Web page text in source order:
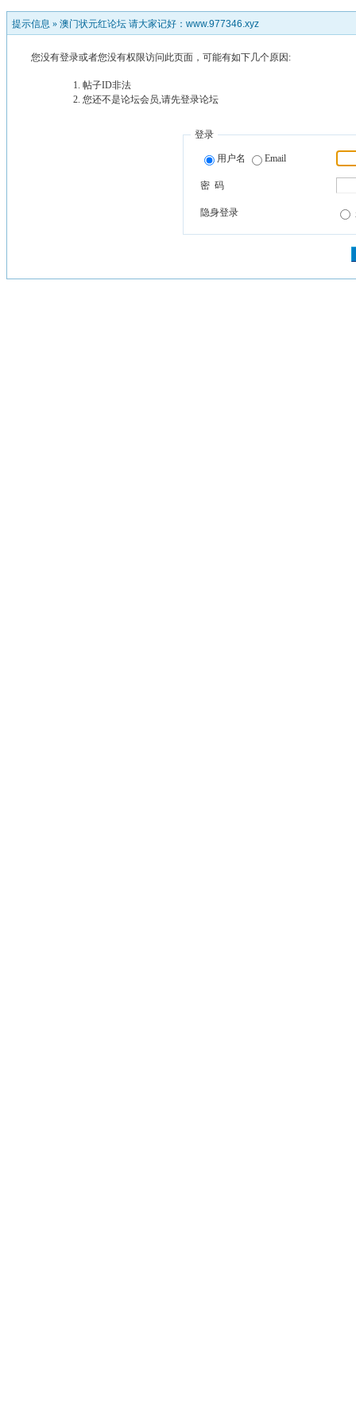
提示信息 » 澳门状元红论坛 请大家记好：www.977346.xyz
您没有登录或者您没有权限访问此页面，可能有如下几个原因:
帖子ID非法
您还不是论坛会员,请先登录论坛
登录
用户名 Email
密 码
隐身登录